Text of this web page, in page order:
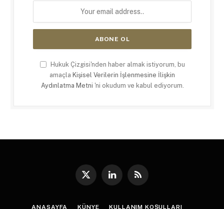
Hukuk Çizgisi'nden haber almak istiyorum, bu
amaçla Kişisel Verilerin İşlenmesine İlişkin
Aydınlatma Metni 'ni okudum ve kabul ediyorum.
X
LinkedInRSS
ANASAYFA KÜNYE KULLANIM KOŞULLARI